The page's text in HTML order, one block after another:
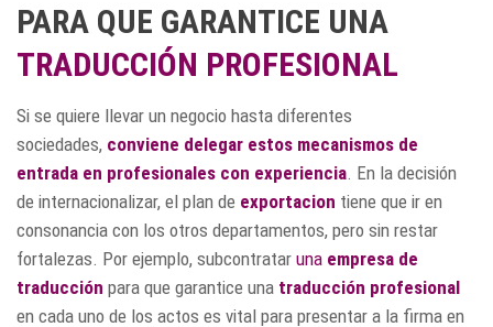
PARA QUE GARANTICE UNA
TRADUCCIÓN PROFESIONAL
Si se quiere llevar un negocio hasta diferentes
sociedades, conviene delegar estos mecanismos de
entrada en profesionales con experiencia. En la decisión
de internacionalizar, el plan de exportacion tiene que ir en
consonancia con los otros departamentos, pero sin restar
fortalezas. Por ejemplo, subcontratar una empresa de
traducción para que garantice una traducción profesional
en cada uno de los actos es vital para presentar a la firma en